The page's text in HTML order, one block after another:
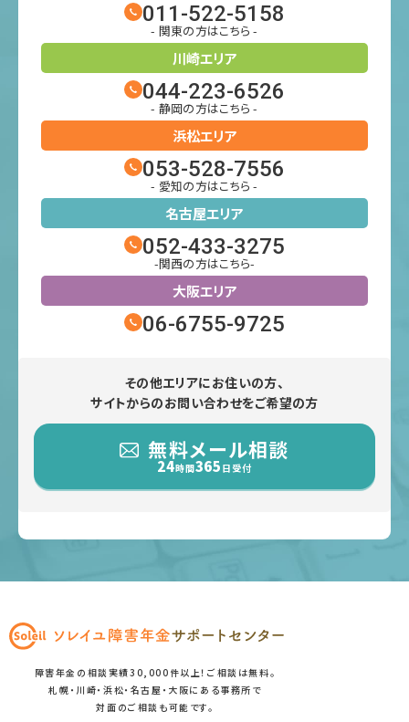
011-522-5158
- 関東の方はこちら -
川崎エリア
044-223-6526
- 静岡の方はこちら -
浜松エリア
053-528-7556
- 愛知の方はこちら -
名古屋エリア
052-433-3275
-関西の方はこちら-
大阪エリア
06-6755-9725
その他エリアにお住いの方、
サイトからのお問い合わせをご希望の方
無料メール相談
24時間365 日受付
障害年金の相談実績30,000件以上！ご相談は無料。
札幌・川崎・浜松・名古屋・大阪にある事務所で
対面のご相談も可能です。